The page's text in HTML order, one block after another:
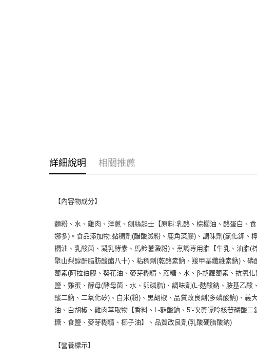
詳細說明 相關推薦
【內容物成分】
麵粉、水、雞肉、洋蔥、刨絲起士【原料:乳酪、棕櫚油、酪蛋白、
娜多)。食品添加物:黏稠劑(醋酸澱粉、鹿角菜膠)、調味劑(氯化鉀
櫚油、乳酸菌、凝乳酵素、馬鈴薯澱粉)、烹調專用脂【牛乳、油脂(
聚山梨醇酐脂肪酸酯八十)、粘稠劑(乾酪素鈉、羧甲基纖維素鈉)、
蔔素(阿拉伯膠、葵花油、麥芽糊精、蔗糖、水、β-胡蘿蔔素、抗氧
鹽、雞蛋、酵母(酵母菌、水、卵磷脂)、調味劑(L-麩酸鈉、胺基乙
酸二鈉、二氧化矽)、白米(粉)、黑胡椒、品質改良劑(多磷酸鈉)、
油、白胡椒、雞肉萃取物【香料、L-麩酸鈉、5’-次黃嘌呤核苷磷酸
糖、食鹽、麥芽糊精、椰子油】、品質改良劑(乳酸硬脂酸鈉)
【營養標示】